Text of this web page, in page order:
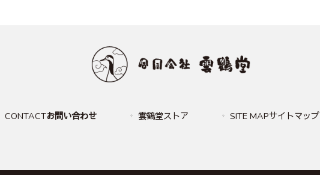
CONTACTお問い合わせ 雲鶴堂ストア SITE MAPサイトマップ